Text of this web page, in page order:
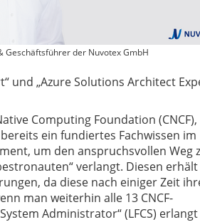
Geschäftsführer der Nuvotex GmbH
und „Azure Solutions Architect
Computing Foundation
ein fundiertes Fachwissen im
um den anspruchsvollen Weg
verlangt. Diesen
da diese nach einiger Zeit
man weiterhin alle 13 CNCF-
Administrator“ (LFCS)